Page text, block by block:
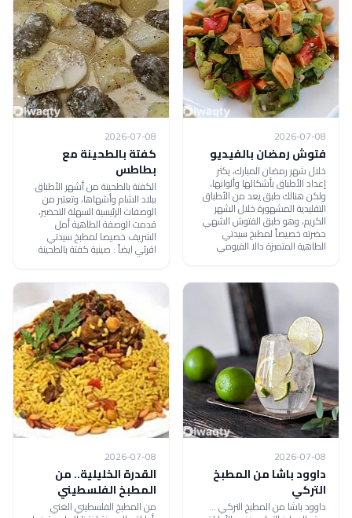
2026-07-08
فتوش رمضان بالفيديو
خلال شهر رمضان المبارك، يكثر
إعداد الأطباق بأشكالها وألوانها،
ولكن هنالك طبق يعد من الأطباق
التقليدية المشهورة خلال الشهر
الكريم، وهو طبق الفتوش الشهي
حضرته خصيصاً لمطبخ سيدتي
الطاهية المتميزة دالا الفيومي
2026-07-08
كفتة بالطحينة مع
بطاطس
الكفتة بالطحينة من أشهر الأطباق
ببلاد الشام وأشهاها، وتعتبر من
الوصفات الرئيسية السهلة التحضير،
قدمت الوصفة الطاهية أمل
الشريف خصيصا لمطبخ سيدتي
اقرئي ايضاً : صينية كفتة بالطحينة
2026-07-08
داوود باشا من المطبخ
التركي
داوود باشا من المطبخ التركي ..
2026-07-08
القدرة الخليلية.. من
المطبخ الفلسطيني
من المطبخ الفلسطيني الغني